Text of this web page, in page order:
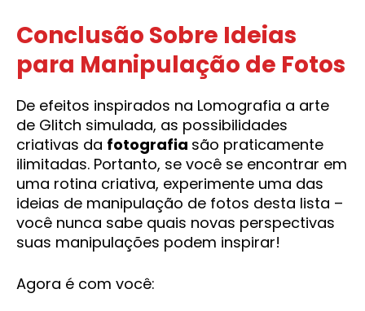
Conclusão Sobre Ideias
para Manipulação de Fotos
De efeitos inspirados na Lomografia a arte
de Glitch simulada, as possibilidades
criativas da fotografia são praticamente
ilimitadas. Portanto, se você se encontrar em
uma rotina criativa, experimente uma das
ideias de manipulação de fotos desta lista –
você nunca sabe quais novas perspectivas
suas manipulações podem inspirar!
Agora é com você: